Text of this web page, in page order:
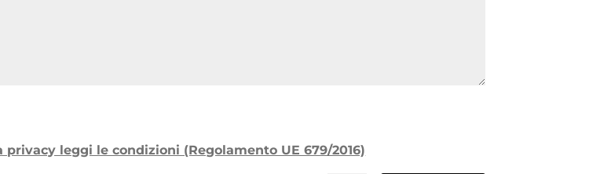
leggi le condizioni (Regolamento UE 679/2016)